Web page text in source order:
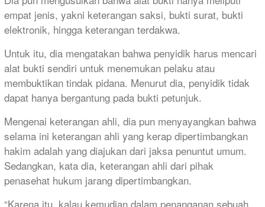
empat jenis, yakni keterangan saksi, bukti surat, bukti
elektronik, hingga keterangan terdakwa.
Untuk itu, dia mengatakan bahwa penyidik harus mencari
alat bukti sendiri untuk menemukan pelaku atau
membuktikan tindak pidana. Menurut dia, penyidik tidak
dapat hanya bergantung pada bukti petunjuk.
Mengenai keterangan ahli, dia pun menyayangkan bahwa
selama ini keterangan ahli yang kerap dipertimbangkan
hakim adalah yang diajukan dari jaksa penuntut umum.
Sedangkan, kata dia, keterangan ahli dari pihak
penasehat hukum jarang dipertimbangkan.
“Karena itu, kalau kemudian dalam penanganan sebuah